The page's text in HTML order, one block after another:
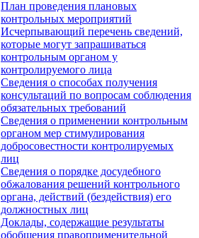
План проведения плановых
контрольных мероприятий
Исчерпывающий перечень сведений,
которые могут запрашиваться
контрольным органом у
контролируемого лица
Сведения о способах получения
консультаций по вопросам соблюдения
обязательных требований
Сведения о применении контрольным
органом мер стимулирования
добросовестности контролируемых
лиц
Сведения о порядке досудебного
обжалования решений контрольного
органа, действий (бездействия) его
должностных лиц
Доклады, содержащие результаты
обобщения правоприменительной